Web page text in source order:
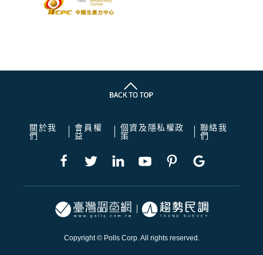
關於我
們
會員權
益
個資及隱私權政
策
聯絡我
們
Copyright © Polls Corp. All rights reserved.